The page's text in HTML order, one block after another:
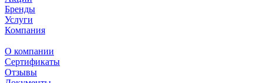
Бренды
Услуги
Компания
О компании
Сертификаты
Отзывы